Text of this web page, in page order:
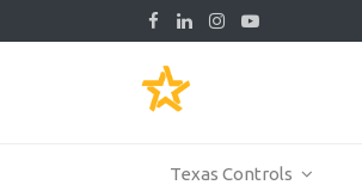
Texas Controls